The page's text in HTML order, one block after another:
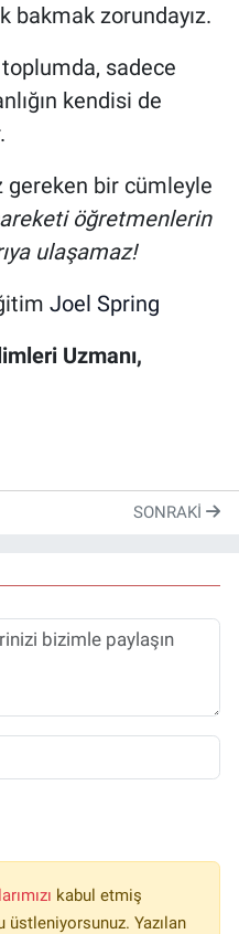
bakmak zorundayız.
sadece
kendisi de
gereken bir cümleyle
öğretmenlerin
ulaşamaz!
Joel Spring
Uzmanı,
SONRAKI
kabul etmiş
Yazılan